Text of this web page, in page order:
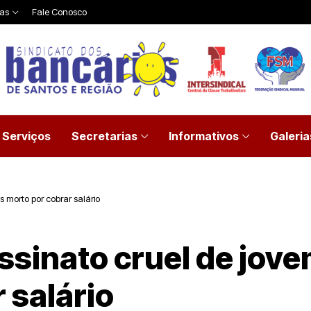
Fale Conosco
Serviços Secretarias Informativos
morto por cobrar salário
cruel de
salário